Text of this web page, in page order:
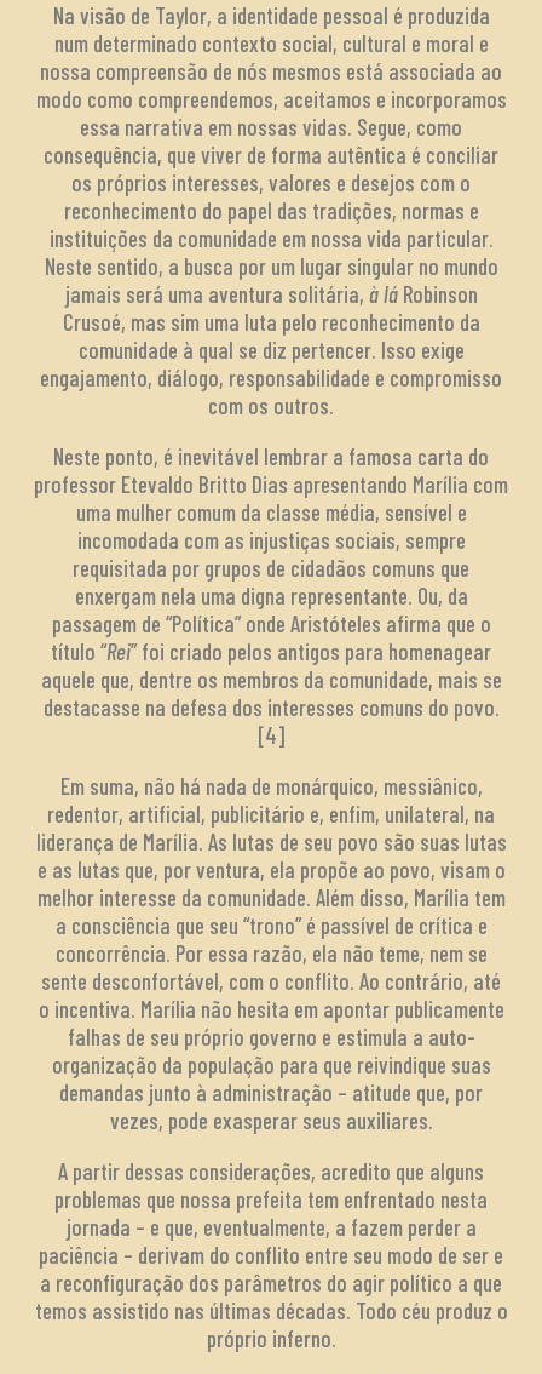
Na visão de Taylor, a identidade pessoal é produzida
num determinado contexto social, cultural e moral e
nossa compreensão de nós mesmos está associada ao
modo como compreendemos, aceitamos e incorporamos
essa narrativa em nossas vidas. Segue, como
consequência, que viver de forma autêntica é conciliar
os próprios interesses, valores e desejos com o
reconhecimento do papel das tradições, normas e
instituições da comunidade em nossa vida particular.
Neste sentido, a busca por um lugar singular no mundo
jamais será uma aventura solitária, à láRobinson
Crusoé, mas sim uma luta pelo reconhecimento da
comunidade à qual se diz pertencer. Isso exige
engajamento, diálogo, responsabilidade e compromisso
com os outros.
Neste ponto, é inevitável lembrar a famosa carta do
professor Etevaldo Britto Dias apresentando Marília com
uma mulher comum da classe média, sensível e
incomodada com as injustiças sociais, sempre
requisitada por grupos de cidadãos comuns que
enxergam nela uma digna representante. Ou, da
passagem de “Política” onde Aristóteles afirma que o
título “Rei” foi criado pelos antigos para homenagear
aquele que, dentre os membros da comunidade, mais se
destacasse na defesa dos interesses comuns do povo.
[4]
Em suma, não há nada de monárquico, messiânico,
redentor, artificial, publicitário e, enfim, unilateral, na
liderança de Marília. As lutas de seu povo são suas lutas
e as lutas que, por ventura, ela propõe ao povo, visam o
melhor interesse da comunidade. Além disso, Marília tem
a consciência que seu “trono” é passível de crítica e
concorrência. Por essa razão, ela não teme, nem se
sente desconfortável, com o conflito. Ao contrário, até
o incentiva. Marília não hesita em apontar publicamente
falhas de seu próprio governo e estimula a auto-
organização da população para que reivindique suas
demandas junto à administração – atitude que, por
vezes, pode exasperar seus auxiliares.
A partir dessas considerações, acredito que alguns
problemas que nossa prefeita tem enfrentado nesta
jornada – e que, eventualmente, a fazem perder a
paciência – derivam do conflito entre seu modo de ser e
a reconfiguração dos parâmetros do agir político a que
temos assistido nas últimas décadas. Todo céu produz o
próprio inferno.